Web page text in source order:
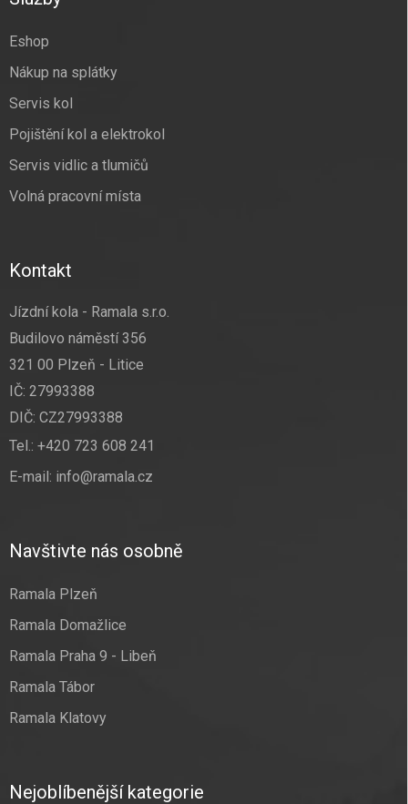
Eshop
Nákup na splátky
Servis kol
Pojištění kol a elektrokol
Servis vidlic a tlumičů
Volná pracovní místa
Kontakt
Jízdní kola - Ramala s.r.o.
Budilovo náměstí 356
321 00 Plzeň - Litice
IČ: 27993388
DIČ: CZ27993388
Tel.: +420 723 608 241
E-mail: info@ramala.cz
Navštivte nás osobně
Ramala Plzeň
Ramala Domažlice
Ramala Praha 9 - Libeň
Ramala Tábor
Ramala Klatovy
Nejoblíbenější kategorie